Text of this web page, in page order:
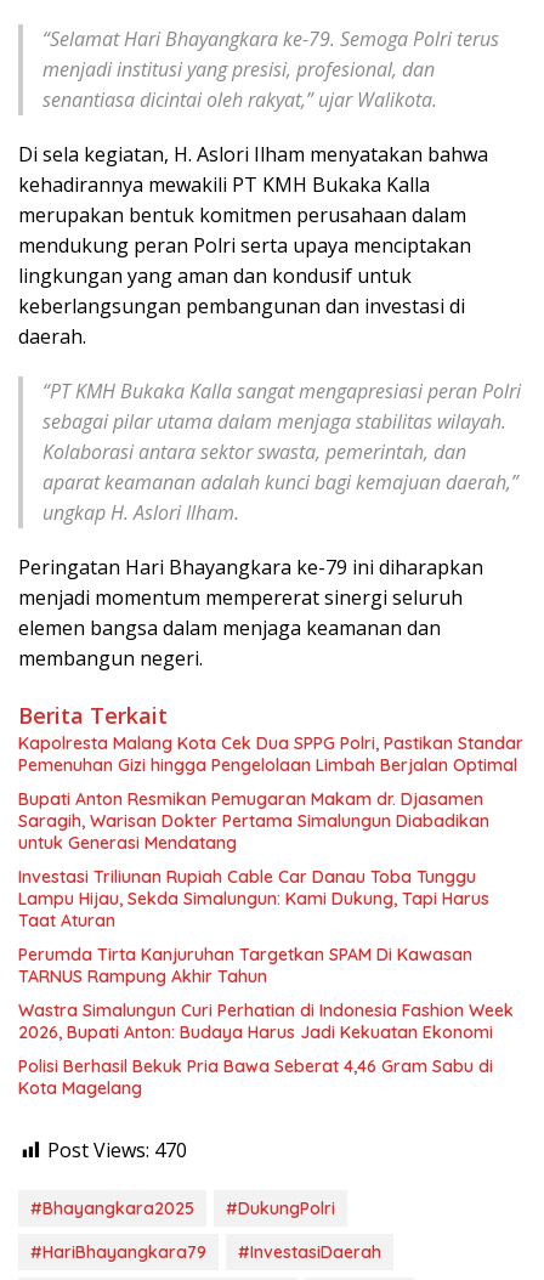
“Selamat Hari Bhayangkara ke-79. Semoga Polri terus
menjadi institusi yang presisi, profesional, dan
senantiasa dicintai oleh rakyat,” ujar Walikota.
Di sela kegiatan, H. Aslori Ilham menyatakan bahwa
kehadirannya mewakili PT KMH Bukaka Kalla
merupakan bentuk komitmen perusahaan dalam
mendukung peran Polri serta upaya menciptakan
lingkungan yang aman dan kondusif untuk
keberlangsungan pembangunan dan investasi di
daerah.
“PT KMH Bukaka Kalla sangat mengapresiasi peran Polri
sebagai pilar utama dalam menjaga stabilitas wilayah.
Kolaborasi antara sektor swasta, pemerintah, dan
aparat keamanan adalah kunci bagi kemajuan daerah,”
ungkap H. Aslori Ilham.
Peringatan Hari Bhayangkara ke-79 ini diharapkan
menjadi momentum mempererat sinergi seluruh
elemen bangsa dalam menjaga keamanan dan
membangun negeri.
Berita Terkait
Kapolresta Malang Kota Cek Dua SPPG Polri, Pastikan Standar
Pemenuhan Gizi hingga Pengelolaan Limbah Berjalan Optimal
Bupati Anton Resmikan Pemugaran Makam dr. Djasamen
Saragih, Warisan Dokter Pertama Simalungun Diabadikan
untuk Generasi Mendatang
Investasi Triliunan Rupiah Cable Car Danau Toba Tunggu
Lampu Hijau, Sekda Simalungun: Kami Dukung, Tapi Harus
Taat Aturan
Perumda Tirta Kanjuruhan Targetkan SPAM Di Kawasan
TARNUS Rampung Akhir Tahun
Wastra Simalungun Curi Perhatian di Indonesia Fashion Week
2026, Bupati Anton: Budaya Harus Jadi Kekuatan Ekonomi
Polisi Berhasil Bekuk Pria Bawa Seberat 4,46 Gram Sabu di
Kota Magelang
Post Views: 470
#Bhayangkara2025
#DukungPolri
#HariBhayangkara79
#InvestasiDaerah